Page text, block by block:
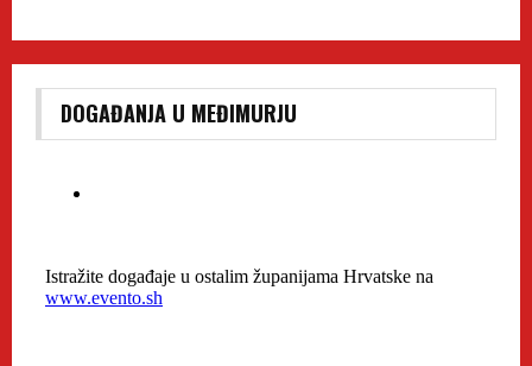
DOGAĐANJA U MEĐIMURJU